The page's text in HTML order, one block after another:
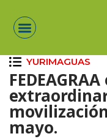
YURIMAGUAS
mayo.